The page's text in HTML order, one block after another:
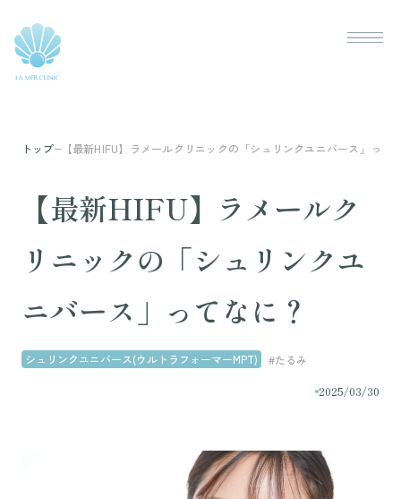
トップ 【最新HIFU】ラメールクリニックの「シュリンクユニバース」って
【最新HIFU】ラメールク
リニックの「シュリンクユ
ニバース」ってなに？
シュリンクユニバース(ウルトラフォーマーMPT) #たるみ
2025/03/30